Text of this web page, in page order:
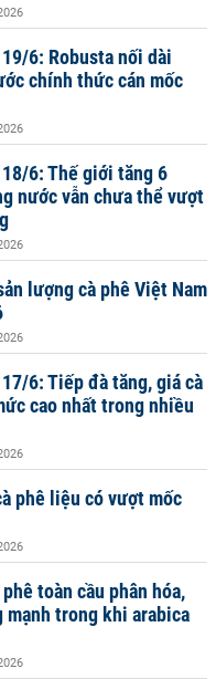
6: Robusta nối dài
chính thức cán mốc
6: Thế giới tăng 6
nước vẫn chưa thể vượt
lượng cà phê Việt Nam
6: Tiếp đà tăng, giá cà
cao nhất trong nhiều
phê liệu có vượt mốc
toàn cầu phân hóa,
trong khi arabica